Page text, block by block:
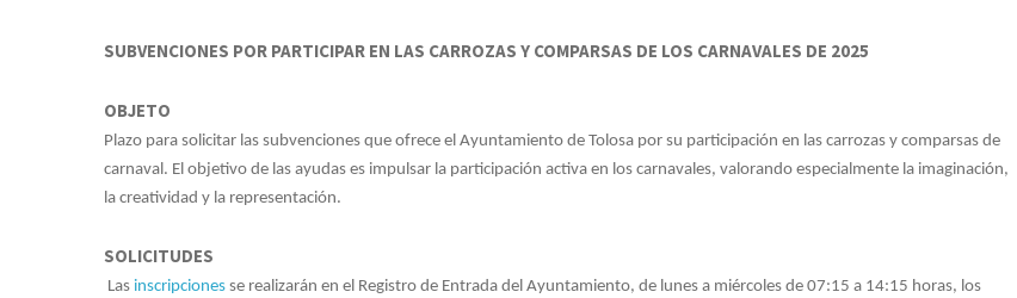
SUBVENCIONES POR PARTICIPAR EN LAS CARROZAS Y COMPARSAS DE LOS CARNAVALES DE 2025
OBJETO
Plazo para solicitar las subvenciones que ofrece el Ayuntamiento de Tolosa por su participación en las carrozas y comparsas de
carnaval. El objetivo de las ayudas es impulsar la participación activa en los carnavales, valorando especialmente la imaginación,
la creatividad y la representación.
SOLICITUDES
Las inscripciones se realizarán en el Registro de Entrada del Ayuntamiento, de lunes a miércoles de 07:15 a 14:15 horas, los